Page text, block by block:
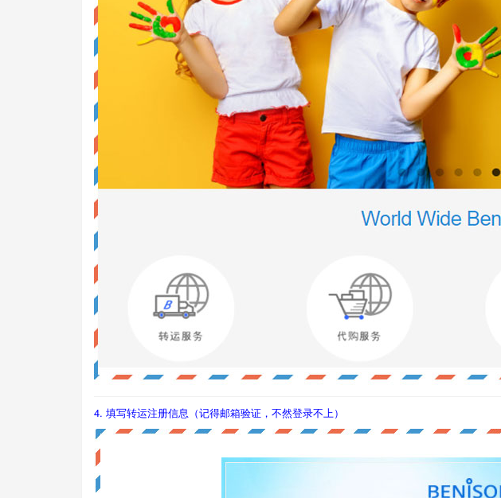
4. 填写转运注册信息（记得邮箱验证，不然登录不上）